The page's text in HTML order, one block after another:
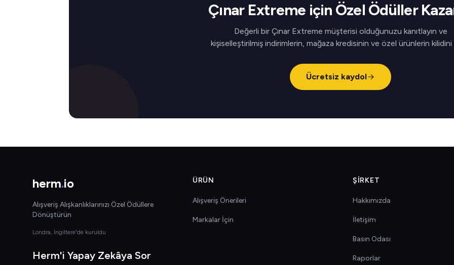
Çınar Extreme için Özel Ödüller
Değerli bir Çınar Extreme müşterisi olduğunuzu kanıtlayın ve
kişiselleştirilmiş indirimlerin, mağaza kredisinin ve özel ürünlerin kilidini
Ücretsiz kaydol
herm.io
Alışveriş Alışkanlıklarınızı Özel Ödüllere
Dönüştürün
Londra, İngiltere'de kuruldu
Herm'i Yapay Zekâya Sor
ÜRÜN
Alışveriş Önerileri
Markalar İçin
ŞIRKET
Hakkımızda
İletişim
Basın Odası
Raporlar